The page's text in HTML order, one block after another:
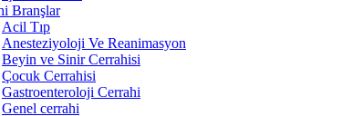
Branşlar
Acil Tıp
Anesteziyoloji Ve Reanimasyon
Beyin ve Sinir Cerrahisi
Çocuk Cerrahisi
Gastroenteroloji Cerrahi
Genel cerrahi